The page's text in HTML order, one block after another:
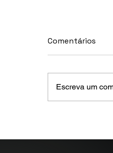
MAIO 2026
Comentários
Escreva um